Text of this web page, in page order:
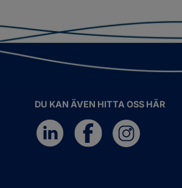
DU KAN ÄVEN HITTA OSS HÄR